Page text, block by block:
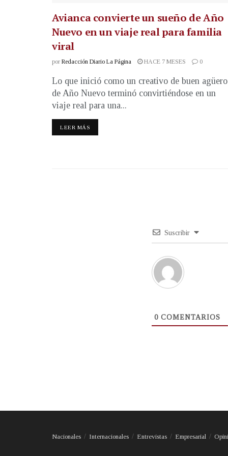
Avianca convierte un sueño de Año
Nuevo en un viaje real para familia
viral
por Redacción Diario La Página HACE 7 MESES 0
Lo que inició como un creativo de buen agüero
de Año Nuevo terminó convirtiéndose en un
viaje real para una...
LEER MÁS
Suscribir
0 COMENTARIOS
Nacionales Internacionales Entrevistas Empresarial